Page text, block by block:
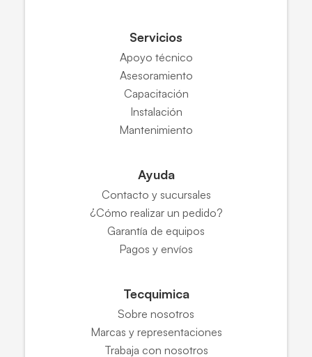
Servicios
Apoyo técnico
Asesoramiento
Capacitación
Instalación
Mantenimiento
Ayuda
Contacto y sucursales
¿Cómo realizar un pedido?
Garantía de equipos
Pagos y envíos
Tecquimica
Sobre nosotros
Marcas y representaciones
Trabaja con nosotros